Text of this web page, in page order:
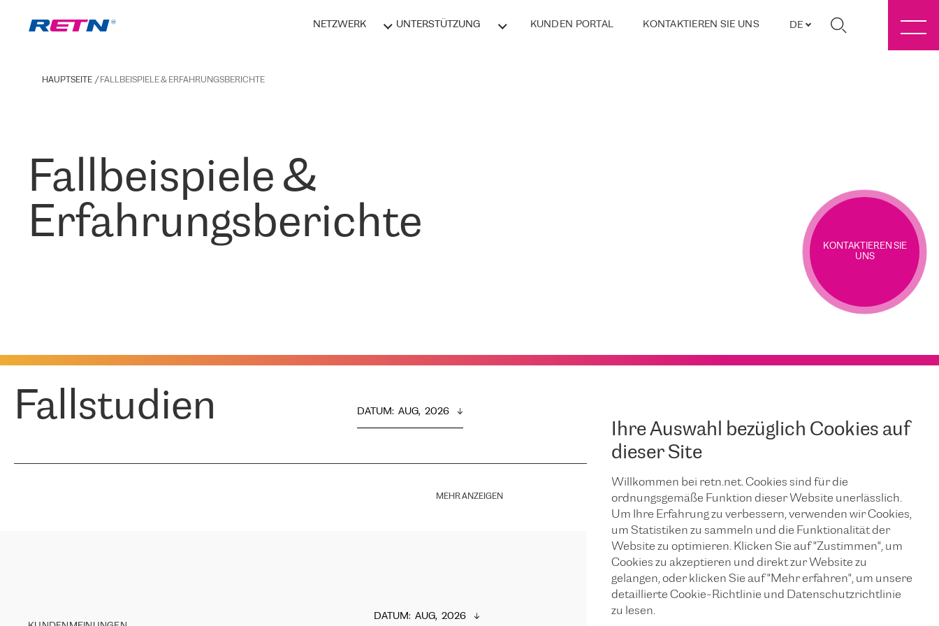
NETZWERK UNTERSTÜTZUNG KUNDEN PORTAL KONTAKTIEREN SIE UNS DE
Ihre Auswahl bezüglich Cookies auf
dieser Site
Willkommen bei retn.net. Cookies sind für die
ordnungsgemäße Funktion dieser Website unerlässlich.
Um Ihre Erfahrung zu verbessern, verwenden wir Cookies,
um Statistiken zu sammeln und die Funktionalität der
Website zu optimieren. Klicken Sie auf "Zustimmen", um
Cookies zu akzeptieren und direkt zur Website zu
gelangen, oder klicken Sie auf "Mehr erfahren", um unsere
detaillierte Cookie-Richtlinie und Datenschutzrichtlinie
zu lesen.
HAUPTSEITE FALLBEISPIELE & ERFAHRUNGSBERICHTE
Fallbeispiele &
Erfahrungsberichte
KONTAKTIEREN SIE
UNS
Fallstudien DATUM: AUG,  2026
MEHR ANZEIGEN
DATUM: AUG,  2026